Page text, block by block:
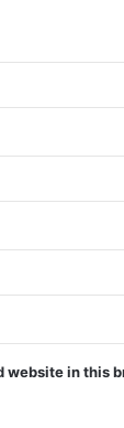
website in this